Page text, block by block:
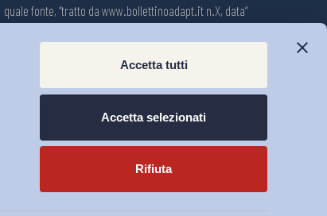
Accetta tutti
Accetta selezionati
Rifiuta
quale fonte, “tratto da www.bollettinoadapt.it n.X, data“
Registrazione n.1609, 11 novembre 2001, Tribunale di Modena, Italia.
Direttore responsabile: Michele Tiraboschi; Direttrice ADAPT
University Press: Lavinia Serrani.